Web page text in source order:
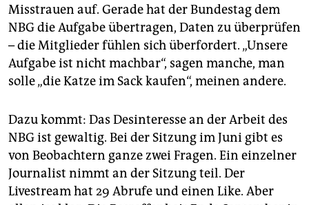
Misstrauen auf. Gerade hat der Bundestag dem
NBG die Aufgabe übertragen, Daten zu überprüfen
– die Mitglieder fühlen sich überfordert. „Unsere
Aufgabe ist nicht machbar“, sagen manche, man
solle „die Katze im Sack kaufen“, meinen andere.
Dazu kommt: Das Desinteresse an der Arbeit des
NBG ist gewaltig. Bei der Sitzung im Juni gibt es
von Beobachtern ganze zwei Fragen. Ein einzelner
Journalist nimmt an der Sitzung teil. Der
Livestream hat 29 Abrufe und einen Like. Aber